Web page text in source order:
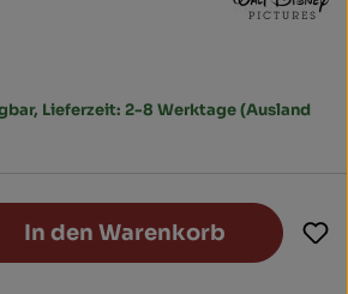
Lieferzeit: 2-8 Werktage (Ausland
In den Warenkorb